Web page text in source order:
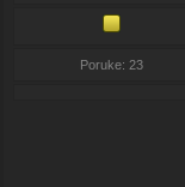
Poruke: 23